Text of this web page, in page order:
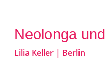
Neolonga
Lilia Keller | Berlin